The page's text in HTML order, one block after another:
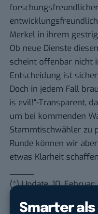
Smarter als
Merkel in ihrem
Ob neue Dienste
scheint offenbar nicht
Entscheidung ist
Doch in jedem Fall
is evil!“-Transparent,
um bei kommenden
Stammtischwähler zu
Runde können wir
etwas Klarheit
(*) Update, 10.
eine reine